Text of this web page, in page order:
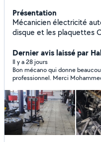
Présentation
Mécanicien électricité
disque et les plaquettes Changement les amortisseur
distribution Changement ambrayage boîte à vitesse
mécanicien général
Dernier avis laissé par
Il y a 28 jours
Bon mécano qui donne
professionnel. Merci